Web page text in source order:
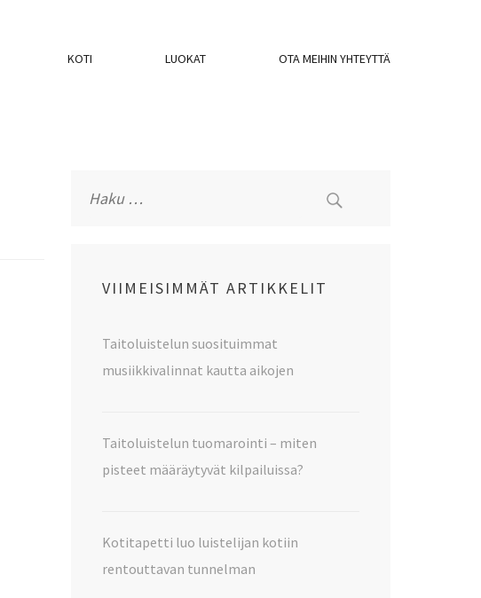
KOTI LUOKAT OTA MEIHIN YHTEYTTÄ
VIIMEISIMMÄT ARTIKKELIT
Taitoluistelun suosituimmat
musiikkivalinnat kautta aikojen
Taitoluistelun tuomarointi – miten
pisteet määräytyvät kilpailuissa?
Kotitapetti luo luistelijan kotiin
rentouttavan tunnelman